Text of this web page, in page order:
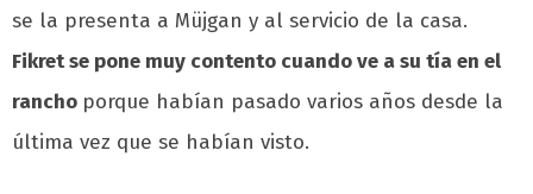
se la presenta a Müjgan y al servicio de la casa.
Fikret se pone muy contento cuando ve a su tía en el
rancho porque habían pasado varios años desde la
última vez que se habían visto.